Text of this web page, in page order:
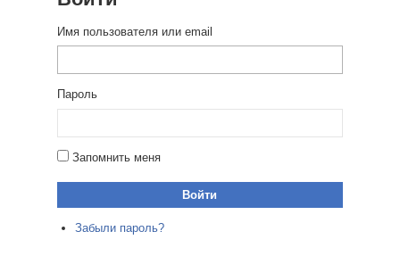
Имя пользователя или email
Пароль
Запомнить меня
Войти
Забыли пароль?